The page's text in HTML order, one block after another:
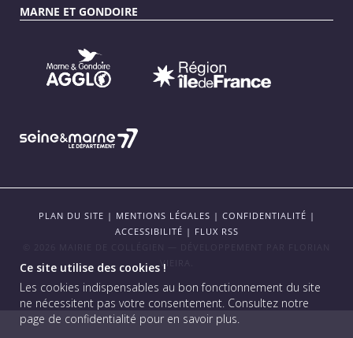
Ce site utilise des cookies !
Les cookies indispensables au bon fonctionnement du site
ne nécessitent pas votre consentement. Consultez notre
page de confidentialité pour en savoir plus.
MARNE ET GONDOIRE
PLAN DU SITE | MENTIONS LÉGALES | CONFIDENTIALITÉ |
ACCESSIBILITÉ | FLUX RSS
VIEIRA